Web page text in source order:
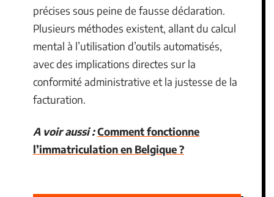
précises sous peine de fausse déclaration.
Plusieurs méthodes existent, allant du calcul
mental à l’utilisation d’outils automatisés,
avec des implications directes sur la
conformité administrative et la justesse de la
facturation.
A voir aussi :Comment fonctionne
l’immatriculation en Belgique ?